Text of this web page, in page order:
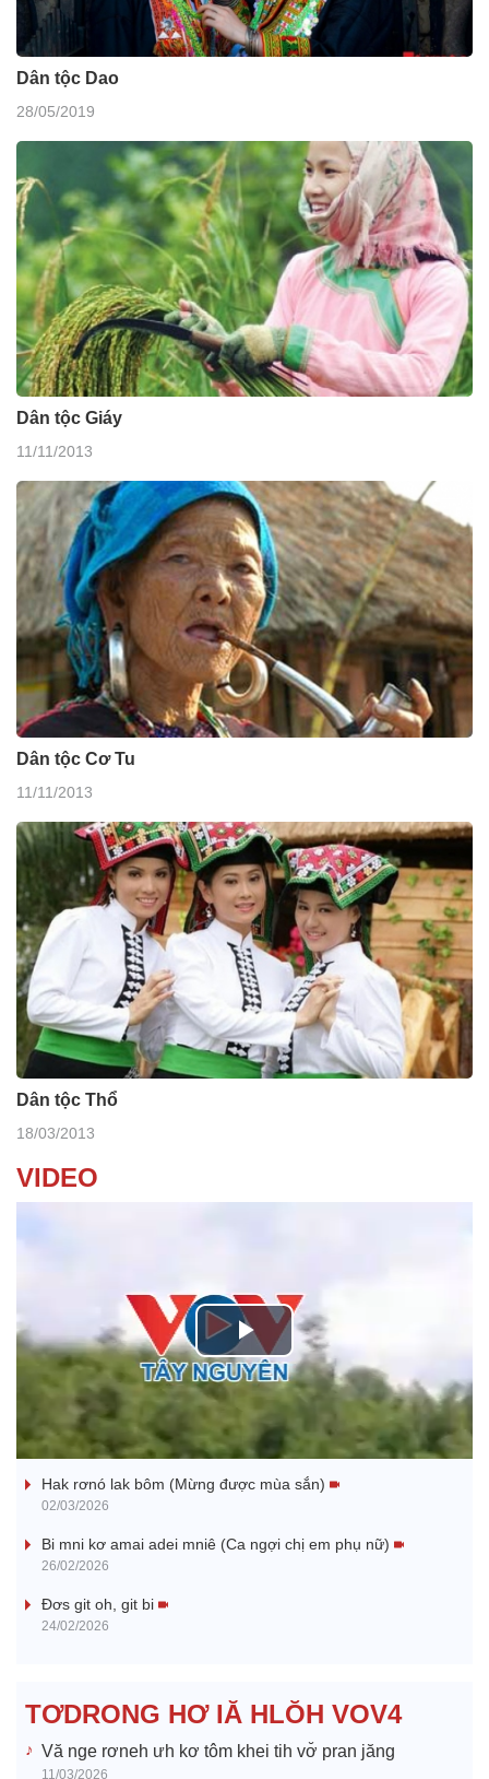
Dân tộc Dao
28/05/2019
Dân tộc Giáy
11/11/2013
Dân tộc Cơ Tu
11/11/2013
Dân tộc Thổ
18/03/2013
VIDEO
P
a
V
e
o
Nhớ bạn
Hak rơnó lak bôm (Mừng được mùa sắn)
02/03/2026
Bi mni kơ amai adei mniê (Ca ngợi chị em phụ nữ)
26/02/2026
Đơs git oh, git bi
24/02/2026
TƠDRONG HƠ IĂ HLŎH VOV4
Vă nge rơneh ưh kơ tôm khei tih vơ̆ pran jăng
11/03/2026